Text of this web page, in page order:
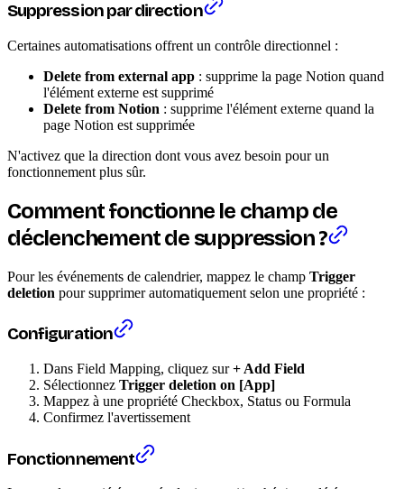
Suppression par direction
Certaines automatisations offrent un contrôle directionnel :
Delete from external app : supprime la page Notion quand
l'élément externe est supprimé
Delete from Notion : supprime l'élément externe quand la
page Notion est supprimée
N'activez que la direction dont vous avez besoin pour un
fonctionnement plus sûr.
Comment fonctionne le champ de
déclenchement de suppression ?
Pour les événements de calendrier, mappez le champ Trigger
deletion pour supprimer automatiquement selon une propriété :
Configuration
Dans Field Mapping, cliquez sur+ Add Field
Sélectionnez Trigger deletion on [App]
Mappez à une propriété Checkbox, Status ou Formula
Confirmez l'avertissement
Fonctionnement